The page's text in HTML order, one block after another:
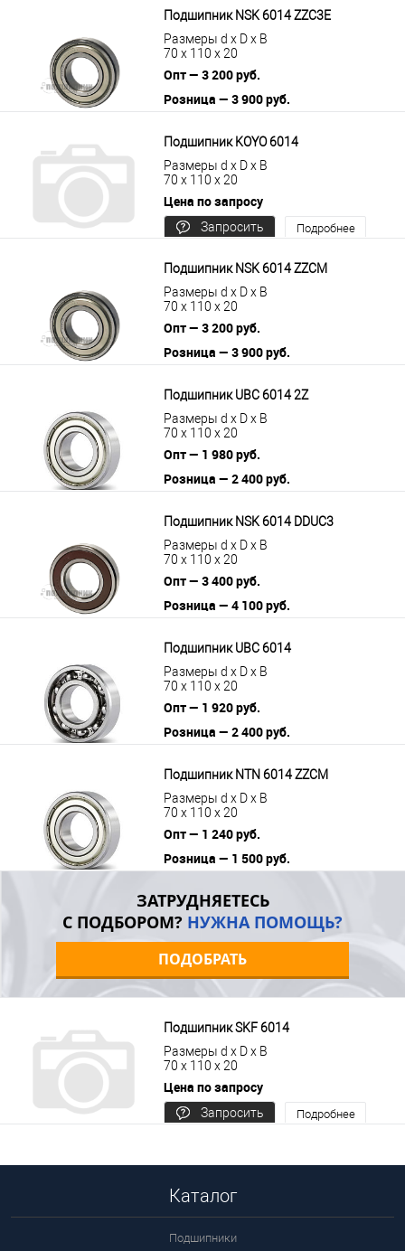
Подшипник NSK 6014 ZZC3E
Размеры d x D x B
70 x 110 x 20
Опт — 3 200 руб.
Розница — 3 900 руб.
Подшипник KOYO 6014
Размеры d x D x B
70 x 110 x 20
Цена по запросу
Запросить
Подробнее
Подшипник NSK 6014 ZZCM
Размеры d x D x B
70 x 110 x 20
Опт — 3 200 руб.
Розница — 3 900 руб.
Подшипник UBC 6014 2Z
Размеры d x D x B
70 x 110 x 20
Опт — 1 980 руб.
Розница — 2 400 руб.
Подшипник NSK 6014 DDUC3
Размеры d x D x B
70 x 110 x 20
Опт — 3 400 руб.
Розница — 4 100 руб.
Подшипник UBC 6014
Размеры d x D x B
70 x 110 x 20
Опт — 1 920 руб.
Розница — 2 400 руб.
Подшипник NTN 6014 ZZCM
Размеры d x D x B
70 x 110 x 20
Опт — 1 240 руб.
Розница — 1 500 руб.
ЗАТРУДНЯЕТЕСЬ
С ПОДБОРОМ? НУЖНА ПОМОЩЬ?
ПОДОБРАТЬ
Подшипник SKF 6014
Размеры d x D x B
70 x 110 x 20
Цена по запросу
Запросить
Подробнее
Каталог
Подшипники